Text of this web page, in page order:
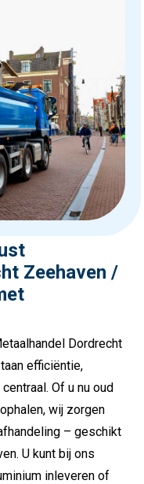
Zeehaven /
Dordrecht
efficiëntie,
Of u nu oud
wij zorgen
– geschikt
U kunt bij ons
inleveren of